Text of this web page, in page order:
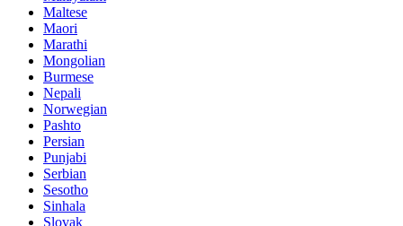
Maltese
Maori
Marathi
Mongolian
Burmese
Nepali
Norwegian
Pashto
Persian
Punjabi
Serbian
Sesotho
Sinhala
Slovak